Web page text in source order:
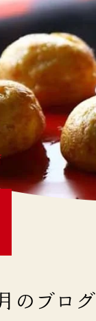
のブログ